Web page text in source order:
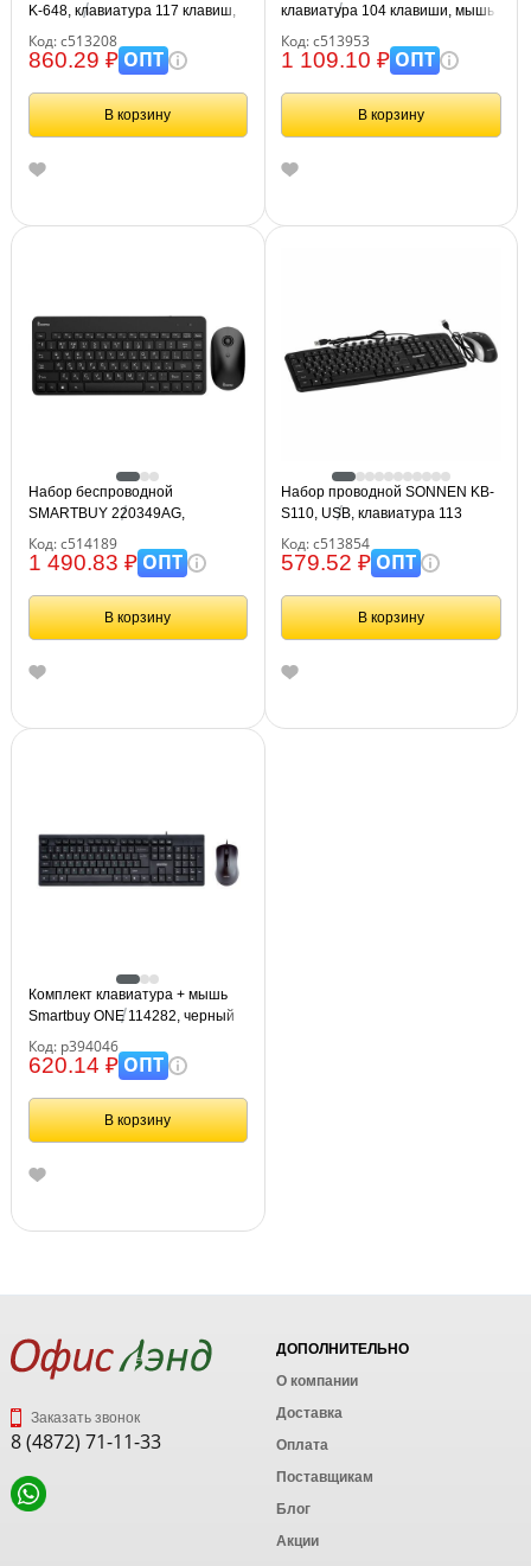
K-648, клавиатура 117 клавиш,
черный, 513208
Код: с513208
860.29 ₽ОПТ
В корзину
клавиатура 104 клавиши, мышь
SONNEN K-650, белый / мятный
/ бирюзовый, 513953
Код: с513953
1 109.10 ₽ОПТ
В корзину
Набор беспроводной
SMARTBUY 220349AG,
колесо, черный SBC-220349AG-
Код: с514189
1 490.83 ₽ОПТ
В корзину
Набор проводной SONNEN KB-
S110, USB, клавиатура 113
dpi, черный/серебристый,
Код: с513854
579.52 ₽ОПТ
В корзину
Комплект клавиатура + мышь
Smartbuy ONE 114282, черный
Код: р394046
620.14 ₽ОПТ
В корзину
Заказать звонок
8 (4872) 71-11-33
ДОПОЛНИТЕЛЬНО
О компании
Доставка
Оплата
Поставщикам
Блог
Акции